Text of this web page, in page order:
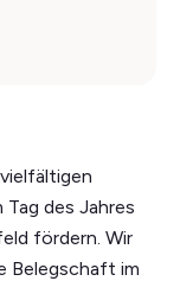
des Jahres
fördern. Wir
Belegschaft im